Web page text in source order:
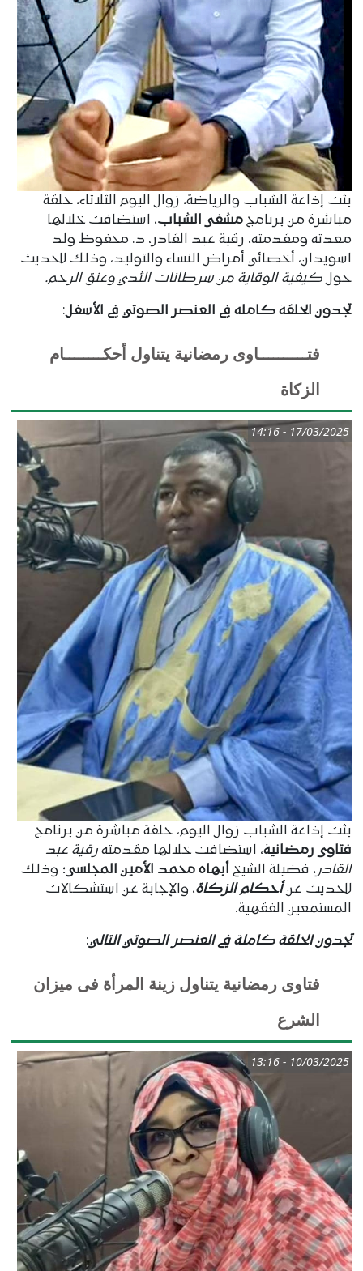
بثت إذاعة الشباب والرياضة، زوال اليوم الثلاثاء، حلقة
مباشرة من برنامج مشفى الشباب، استضافت خلالها
معدته ومقدمته، رقية عبد القادر، د. محفوظ ولد
اسويدان، أخصائي أمراض النساء والتوليد، وذلك للحديث
حول كيفية الوقاية من سرطانات الثدي وعنق الرحم.
تجدون الحلقة كاملة في العنصر الصوتي في الأسفل:
فتــــــــــاوى رمضانية يتناول أحكــــــــام
الزكاة
17/03/2025 - 14:16
بثت إذاعة الشباب زوال اليوم، حلقة مباشرة من برنامج
فتاوى رمضانية، استضافت خلالها مقدمته رقية عبد
القادر ، فضيلة الشيخ أبهاه محمد الأمين المجلسى؛ وذلك
للحديث عنأحكام الزكاة، والإجابة عن استشكالات
المستمعين الفقهية.
تجدون الحلقة كاملة في العنصر الصوتي التالي:
فتاوى رمضانية يتناول زينة المرأة فى ميزان
الشرع
10/03/2025 - 13:16